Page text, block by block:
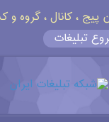
تومان پیج ، کانال ،
تبلیغات